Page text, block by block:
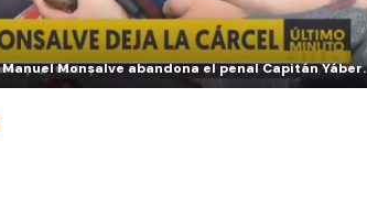
Manuel Monsalve abandona el penal Capitán Yáber.